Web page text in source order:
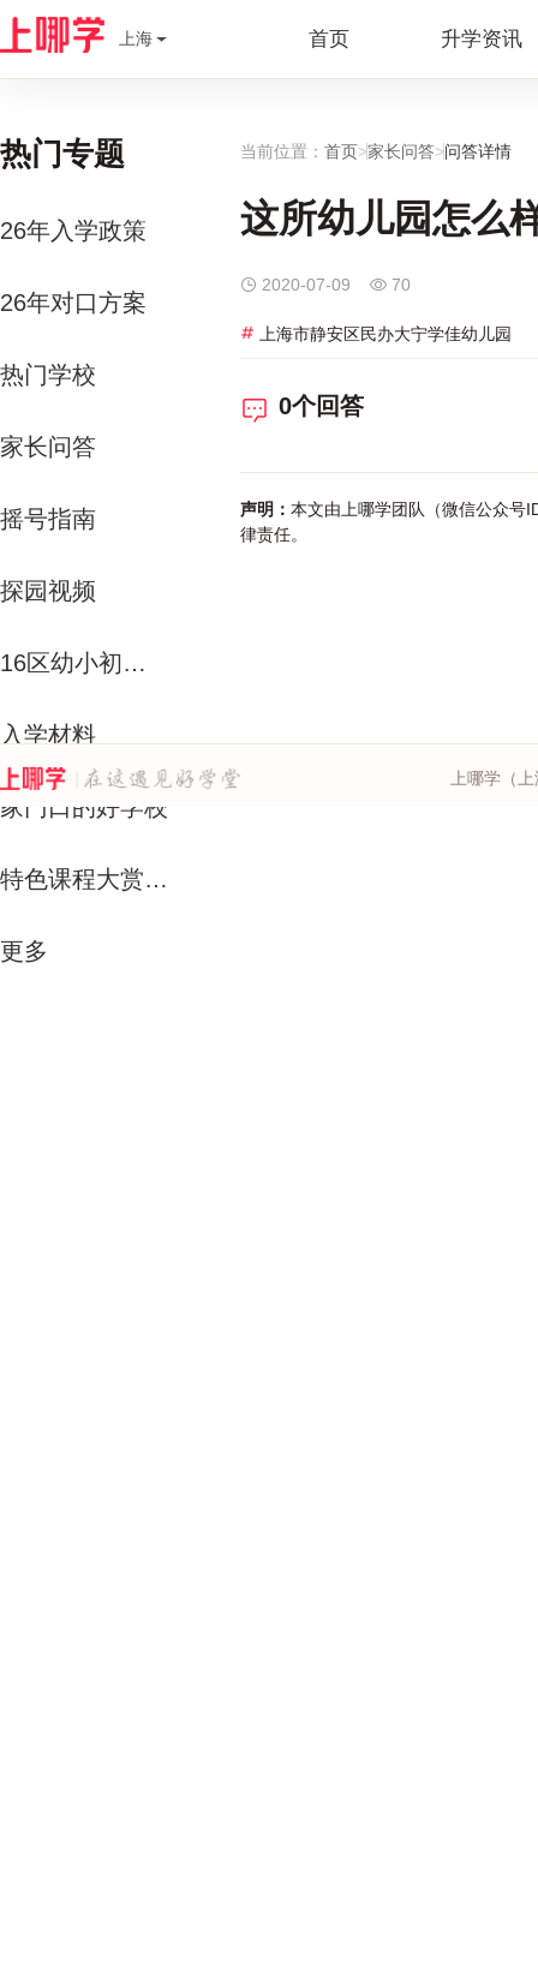
上海 首页 升学资讯
热门专题
26年入学政策
26年对口方案
热门学校
家长问答
摇号指南
探园视频
16区幼小初资源解析
入学材料
家门口的好学校
特色课程大赏-运动课
更多
当前位置： 首页>家长问答>问答详情
这所幼儿园怎么
2020-07-09 70
上海市静安区民办大宁学佳幼儿园
0个回答
声明： 本文由上哪学团队（微信公众号
律责任。
上哪学（